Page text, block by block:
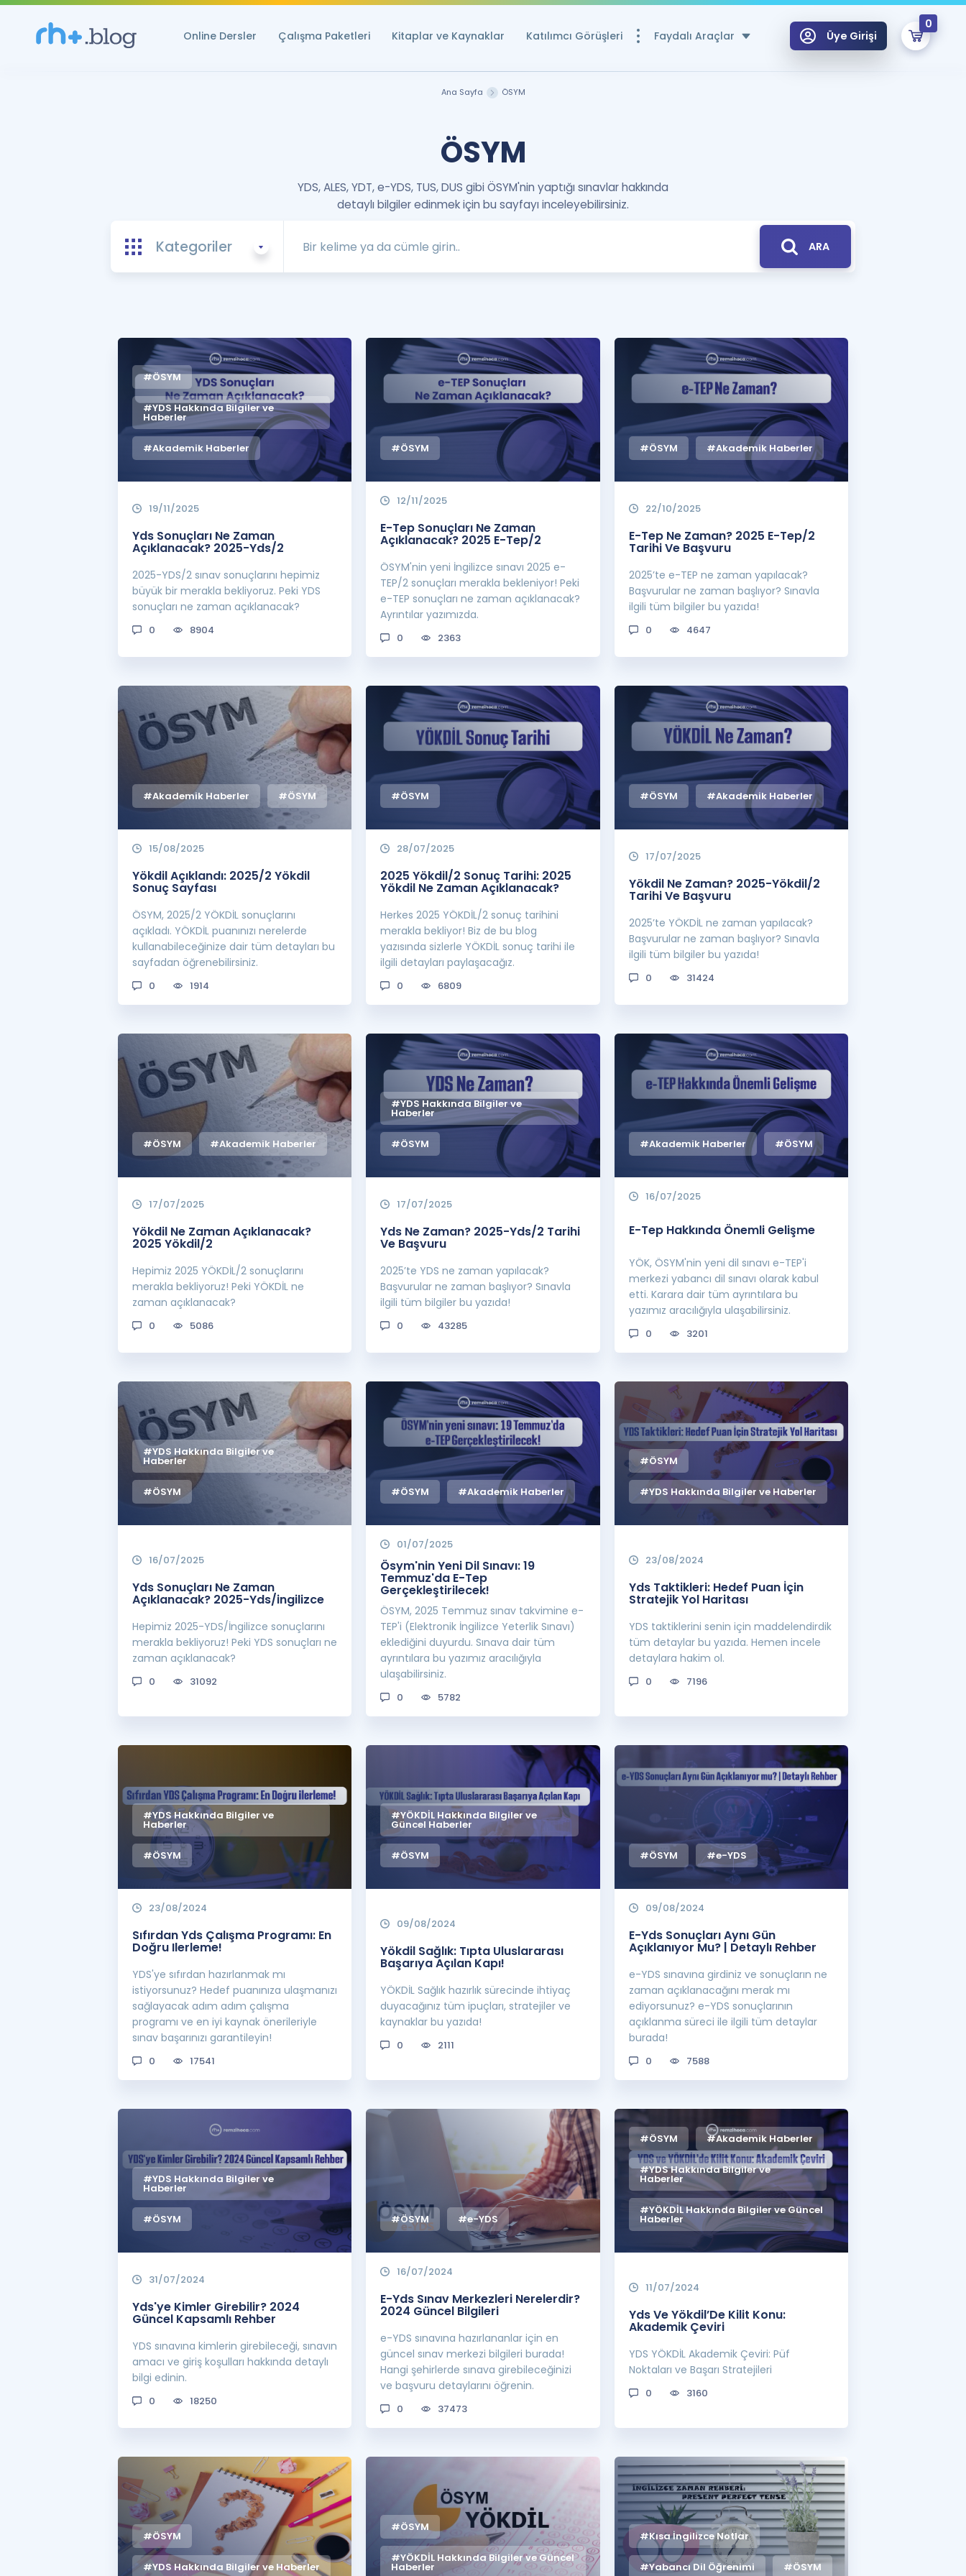
Online Dersler Çalışma Paketleri Kitaplar ve Kaynaklar Katılımcı Görüşleri Faydalı Araçlar
Puan Hesaplama
YDS ve YÖKDİL Puan Hesaplama Aracı
Kampanyalar
Eğitim ve Kitaplara Özel Fırsatlar
YDS - YÖKDİL Tüm Sınavlarla İlgili Haberler
İngilizce Gramer
İngilizce Gramer ve Konu Anlatımı
Üye Girişi
0
Şifremi Hatırlamıyorum
Remzi Hoca ile seni sınava hazırlayacak onlarca eğitim seni bekliyor!
Ana Sayfa ÖSYM
ÖSYM
YDS, ALES, YDT, e-YDS, TUS, DUS gibi ÖSYM'nin yaptığı sınavlar hakkında
detaylı bilgiler edinmek için bu sayfayı inceleyebilirsiniz.
Kategoriler ARA
#ÖSYM
#YDS Hakkında Bilgiler ve
Haberler
#Akademik Haberler
19/11/2025
Yds Sonuçları Ne Zaman
Açıklanacak? 2025-Yds/2
2025-YDS/2 sınav sonuçlarını hepimiz
büyük bir merakla bekliyoruz. Peki YDS
sonuçları ne zaman açıklanacak?
0 8904
#ÖSYM
12/11/2025
E-Tep Sonuçları Ne Zaman
Açıklanacak? 2025 E-Tep/2
ÖSYM'nin yeni İngilizce sınavı 2025 e-
TEP/2 sonuçları merakla bekleniyor! Peki
e-TEP sonuçları ne zaman açıklanacak?
Ayrıntılar yazımızda.
0 2363
#ÖSYM #Akademik Haberler
22/10/2025
E-Tep Ne Zaman? 2025 E-Tep/2
Tarihi Ve Başvuru
2025’te e-TEP ne zaman yapılacak?
Başvurular ne zaman başlıyor? Sınavla
ilgili tüm bilgiler bu yazıda!
0 4647
#Akademik Haberler #ÖSYM
15/08/2025
Yökdil Açıklandı: 2025/2 Yökdil
Sonuç Sayfası
ÖSYM, 2025/2 YÖKDİL sonuçlarını
açıkladı. YÖKDİL puanınızı nerelerde
kullanabileceğinize dair tüm detayları bu
sayfadan öğrenebilirsiniz.
0 1914
#ÖSYM
28/07/2025
2025 Yökdil/2 Sonuç Tarihi: 2025
Yökdil Ne Zaman Açıklanacak?
Herkes 2025 YÖKDİL/2 sonuç tarihini
merakla bekliyor! Biz de bu blog
yazısında sizlerle YÖKDİL sonuç tarihi ile
ilgili detayları paylaşacağız.
0 6809
#ÖSYM #Akademik Haberler
17/07/2025
Yökdil Ne Zaman? 2025-Yökdil/2
Tarihi Ve Başvuru
2025’te YÖKDİL ne zaman yapılacak?
Başvurular ne zaman başlıyor? Sınavla
ilgili tüm bilgiler bu yazıda!
0 31424
#ÖSYM #Akademik Haberler
17/07/2025
Yökdil Ne Zaman Açıklanacak?
2025 Yökdil/2
Hepimiz 2025 YÖKDİL/2 sonuçlarını
merakla bekliyoruz! Peki YÖKDİL ne
zaman açıklanacak?
0 5086
#YDS Hakkında Bilgiler ve
Haberler
#ÖSYM
17/07/2025
Yds Ne Zaman? 2025-Yds/2 Tarihi
Ve Başvuru
2025’te YDS ne zaman yapılacak?
Başvurular ne zaman başlıyor? Sınavla
ilgili tüm bilgiler bu yazıda!
0 43285
#Akademik Haberler #ÖSYM
16/07/2025
E-Tep Hakkında Önemli Gelişme
YÖK, ÖSYM'nin yeni dil sınavı e-TEP'i
merkezi yabancı dil sınavı olarak kabul
etti. Karara dair tüm ayrıntılara bu
yazımız aracılığıyla ulaşabilirsiniz.
0 3201
#YDS Hakkında Bilgiler ve
Haberler
#ÖSYM
16/07/2025
Yds Sonuçları Ne Zaman
Açıklanacak? 2025-Yds/ingilizce
Hepimiz 2025-YDS/İngilizce sonuçlarını
merakla bekliyoruz! Peki YDS sonuçları ne
zaman açıklanacak?
0 31092
#ÖSYM #Akademik Haberler
01/07/2025
Ösym'nin Yeni Dil Sınavı: 19
Temmuz'da E-Tep
Gerçekleştirilecek!
ÖSYM, 2025 Temmuz sınav takvimine e-
TEP'i (Elektronik İngilizce Yeterlik Sınavı)
eklediğini duyurdu. Sınava dair tüm
ayrıntılara bu yazımız aracılığıyla
ulaşabilirsiniz.
0 5782
#ÖSYM
#YDS Hakkında Bilgiler ve Haberler
23/08/2024
Yds Taktikleri: Hedef Puan İçin
Stratejik Yol Haritası
YDS taktiklerini senin için maddelendirdik
tüm detaylar bu yazıda. Hemen incele
detaylara hakim ol.
0 7196
#YDS Hakkında Bilgiler ve
Haberler
#ÖSYM
23/08/2024
Sıfırdan Yds Çalışma Programı: En
Doğru Ilerleme!
YDS'ye sıfırdan hazırlanmak mı
istiyorsunuz? Hedef puanınıza ulaşmanızı
sağlayacak adım adım çalışma
programı ve en iyi kaynak önerileriyle
sınav başarınızı garantileyin!
0 17541
#YÖKDİL Hakkında Bilgiler ve
Güncel Haberler
#ÖSYM
09/08/2024
Yökdil Sağlık: Tıpta Uluslararası
Başarıya Açılan Kapı!
YÖKDİL Sağlık hazırlık sürecinde ihtiyaç
duyacağınız tüm ipuçları, stratejiler ve
kaynaklar bu yazıda!
0 2111
#ÖSYM #e-YDS
09/08/2024
E-Yds Sonuçları Aynı Gün
Açıklanıyor Mu? | Detaylı Rehber
e-YDS sınavına girdiniz ve sonuçların ne
zaman açıklanacağını merak mı
ediyorsunuz? e-YDS sonuçlarının
açıklanma süreci ile ilgili tüm detaylar
burada!
0 7588
#YDS Hakkında Bilgiler ve
Haberler
#ÖSYM
31/07/2024
Yds'ye Kimler Girebilir? 2024
Güncel Kapsamlı Rehber
YDS sınavına kimlerin girebileceği, sınavın
amacı ve giriş koşulları hakkında detaylı
bilgi edinin.
0 18250
#ÖSYM #e-YDS
16/07/2024
E-Yds Sınav Merkezleri Nerelerdir?
2024 Güncel Bilgileri
e-YDS sınavına hazırlananlar için en
güncel sınav merkezi bilgileri burada!
Hangi şehirlerde sınava girebileceğinizi
ve başvuru detaylarını öğrenin.
0 37473
#ÖSYM #Akademik Haberler
#YDS Hakkında Bilgiler ve
Haberler
#YÖKDİL Hakkında Bilgiler ve Güncel
Haberler
11/07/2024
Yds Ve Yökdil’De Kilit Konu:
Akademik Çeviri
YDS YÖKDİL Akademik Çeviri: Püf
Noktaları ve Başarı Stratejileri
0 3160
#ÖSYM
#YDS Hakkında Bilgiler ve Haberler
#ÖSYM
#YÖKDİL Hakkında Bilgiler ve Güncel
Haberler
#Kısa İngilizce Notlar
#Yabancı Dil Öğrenimi #ÖSYM